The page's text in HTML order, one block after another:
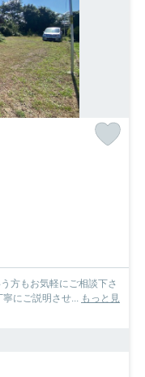
方もお気軽にご相談下さ
にご説明させ... もっと見